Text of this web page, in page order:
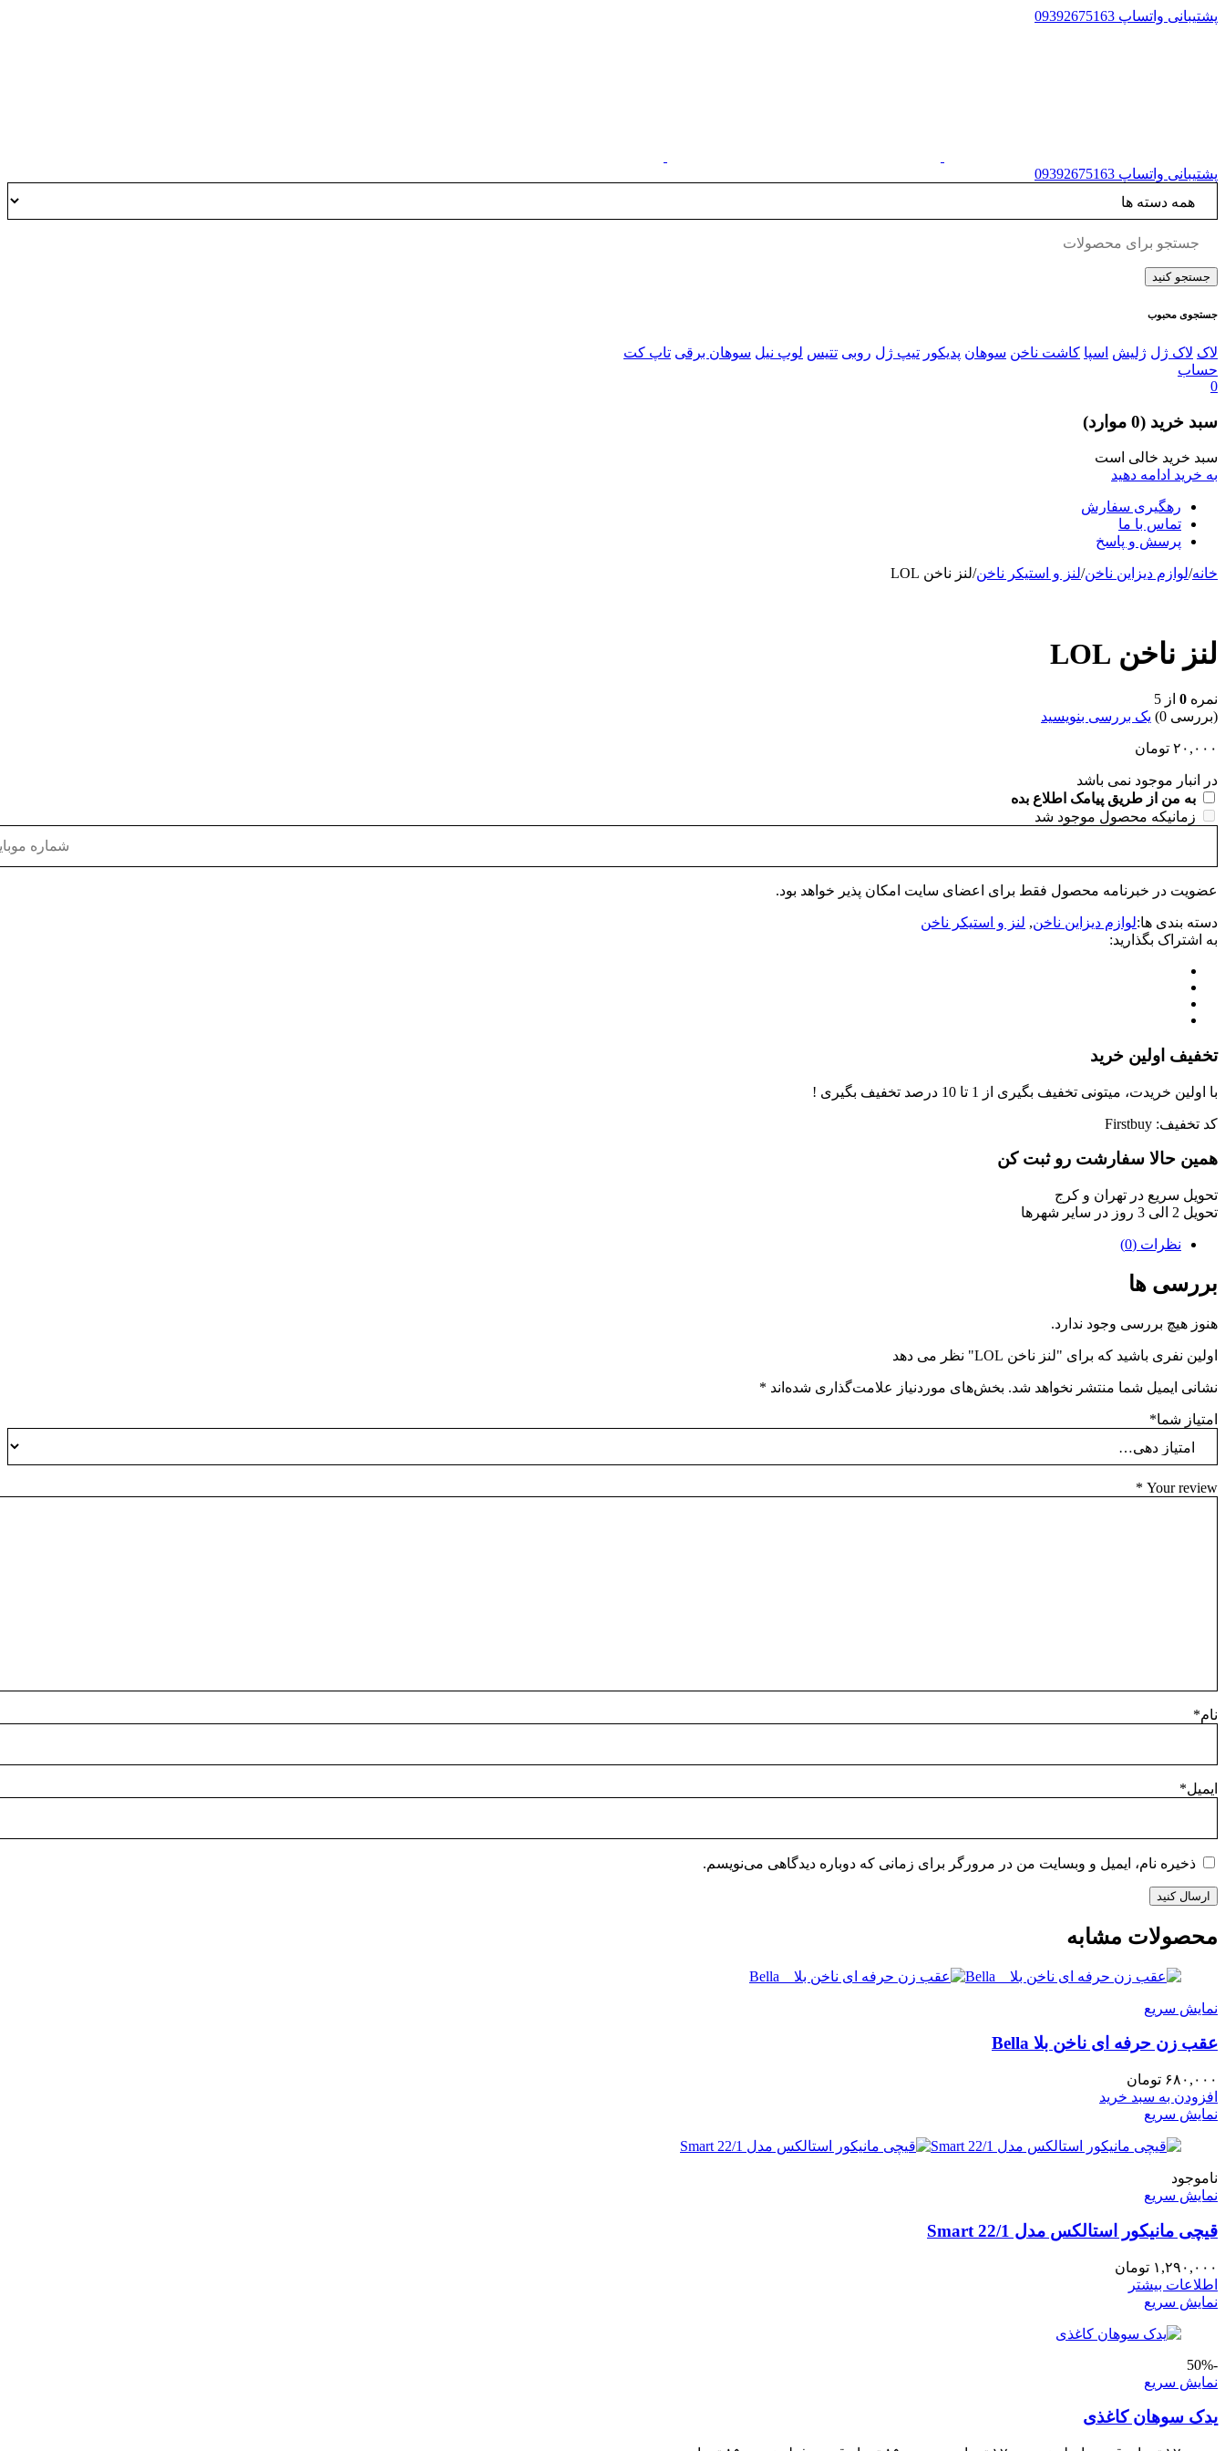
پشتیبانی واتساپ 09392675163
پشتیبانی واتساپ 09392675163
جستجوی محبوب
لاک لاک ژل ژلیش اسپا کاشت ناخن سوهان پدیکور تیپ ژل روبی تتیس لوپ نیل سوهان برقی تاپ کت
حساب
0
سبد خرید (0 موارد)
سبد خرید خالی است
به خرید ادامه دهید
رهگیری سفارش
تماس با ما
پرسش و پاسخ
خانه/لوازم دیزاین ناخن/لنز و استیکر ناخن/لنز ناخن LOL
لنز ناخن LOL
نمره 0 از 5
(بررسی 0)
یک بررسی بنویسید
۲۰,۰۰۰ تومان
در انبار موجود نمی باشد
به من از طریق پیامک اطلاع بده
زمانیکه محصول موجود شد
عضویت در خبرنامه محصول فقط برای اعضای سایت امکان پذیر خواهد بود.
دسته بندی ها:لوازم دیزاین ناخن, لنز و استیکر ناخن
به اشتراک بگذارید:
تخفیف اولین خرید
با اولین خریدت، میتونی تخفیف بگیری از 1 تا 10 درصد تخفیف بگیری !
کد تخفیف: Firstbuy
همین حالا سفارشت رو ثبت کن
تحویل سریع در تهران و کرج
تحویل 2 الی 3 روز در سایر شهرها
نظرات (0)
بررسی ها
هنوز هیچ بررسی وجود ندارد.
اولین نفری باشید که برای "لنز ناخن LOL" نظر می دهد
نشانی ایمیل شما منتشر نخواهد شد. بخش‌های موردنیاز علامت‌گذاری شده‌اند *
امتیاز شما*
Your review
*
نام*
ایمیل*
ذخیره نام، ایمیل و وبسایت من در مرورگر برای زمانی که دوباره دیدگاهی می‌نویسم.
محصولات مشابه
نمایش سریع
عقب زن حرفه ای ناخن بلا Bella
۶۸۰,۰۰۰ تومان
افزودن به سبد خرید
نمایش سریع
ناموجود
نمایش سریع
قیچی مانیکور استالکس مدل Smart 22/1
۱,۲۹۰,۰۰۰ تومان
اطلاعات بیشتر
نمایش سریع
-50%
نمایش سریع
یدک سوهان کاغذی